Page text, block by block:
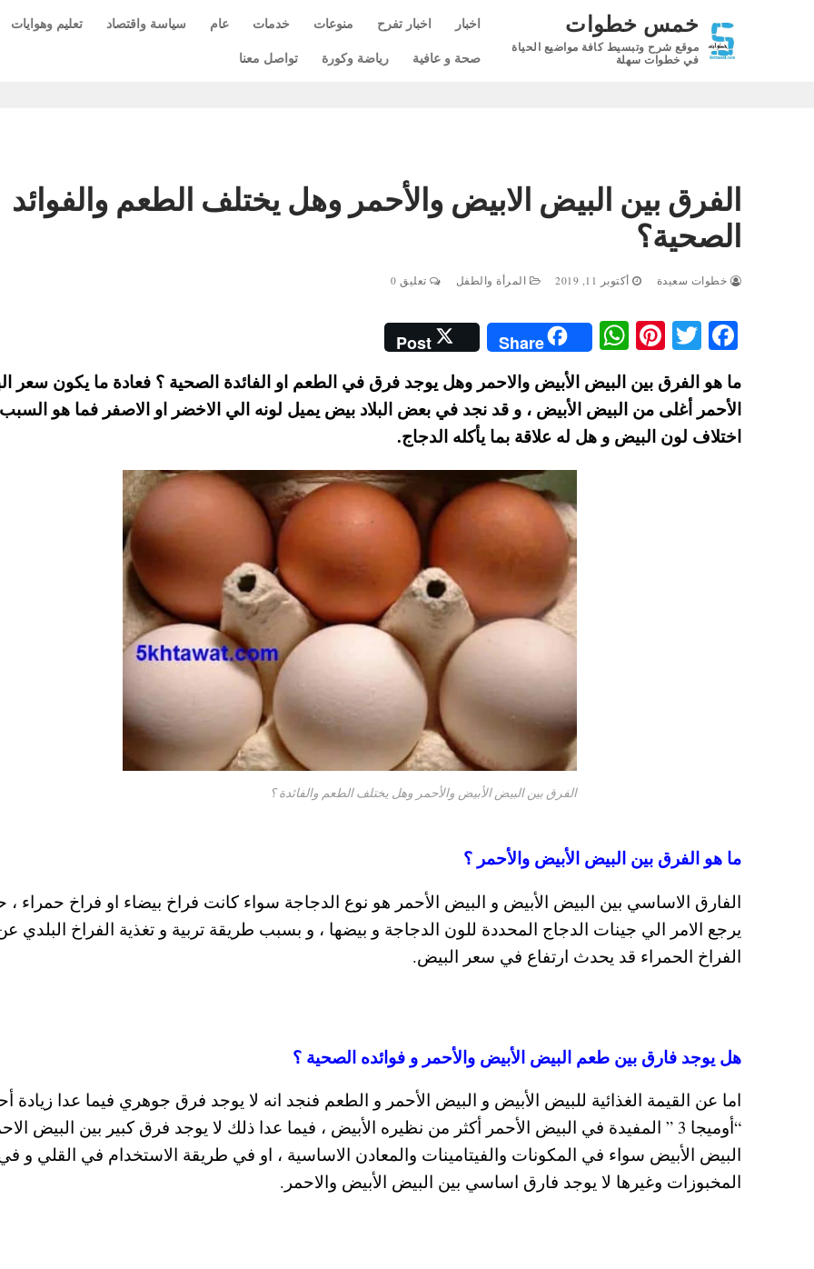
خمس خطوات
موقع شرح وتبسيط كافة مواضيع الحياة
في خطوات سهلة
اخبار اخبار تفرح منوعات خدمات عام سياسة واقتصاد تعليم وهوايات
صحة و عافية
رياضة وكورة تواصل معنا
الفرق بين البيض الابيض والأحمر وهل يختلف الطعم والفوائد
الصحية؟
خطوات سعيدة أكتوبر 11, 2019 المرأة والطفل تعليق 0
Fa
ce
bo
ok
T
tte
r
Pi
nt
er
es
t
W
ha
ts
A
pp
Share
Post
ما هو الفرق بين البيض الأبيض والاحمر وهل يوجد فرق في الطعم او الفائدة الصحية ؟ فعادة ما يكون سعر
الأحمر أغلى من البيض الأبيض ، و قد نجد في بعض البلاد بيض يميل لونه الي الاخضر او الاصفر فما هو
اختلاف لون البيض و هل له علاقة بما يأكله الدجاج.
الفرق بين البيض الأبيض والأحمر وهل يختلف الطعم والفائدة ؟
ما هو الفرق بين البيض الأبيض والأحمر ؟
الفارق الاساسي بين البيض الأبيض و البيض الأحمر هو نوع الدجاجة سواء كانت فراخ بيضاء او فراخ حمراء
يرجع الامر الي جينات الدجاج المحددة للون الدجاجة و بيضها ، و بسبب طريقة تربية و تغذية الفراخ البلدي
الفراخ الحمراء قد يحدث ارتفاع في سعر البيض.
هل يوجد فارق بين طعم البيض الأبيض والأحمر و فوائده الصحية ؟
اما عن القيمة الغذائية للبيض الأبيض و البيض الأحمر و الطعم فنجد انه لا يوجد فرق جوهري فيما عدا زيادة
“أوميجا 3 ” المفيدة في البيض الأحمر أكثر من نظيره الأبيض ، فيما عدا ذلك لا يوجد فرق كبير بين البيض
البيض الأبيض سواء في المكونات والفيتامينات والمعادن الاساسية ، او في طريقة الاستخدام في القلي و
المخبوزات وغيرها لا يوجد فارق اساسي بين البيض الأبيض والاحمر.